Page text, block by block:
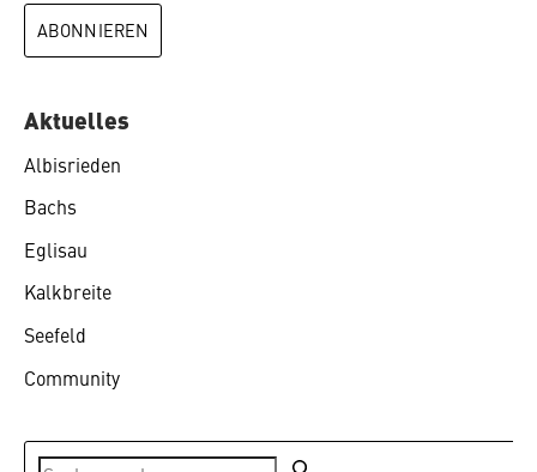
Aktuelles
Albisrieden
Bachs
Eglisau
Kalkbreite
Seefeld
Community